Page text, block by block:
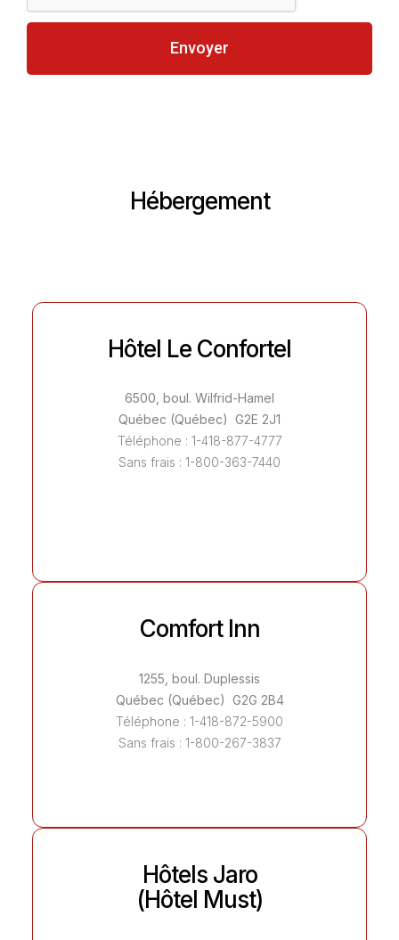
Envoyer
Hébergement
Hôtel Le Confortel
6500, boul. Wilfrid-Hamel
Québec (Québec) G2E 2J1
Téléphone : 1-418-877-4777
Sans frais : 1-800-363-7440
Comfort Inn
1255, boul. Duplessis
Québec (Québec) G2G 2B4
Téléphone : 1-418-872-5900
Sans frais : 1-800-267-3837
Hôtels Jaro
(Hôtel Must)